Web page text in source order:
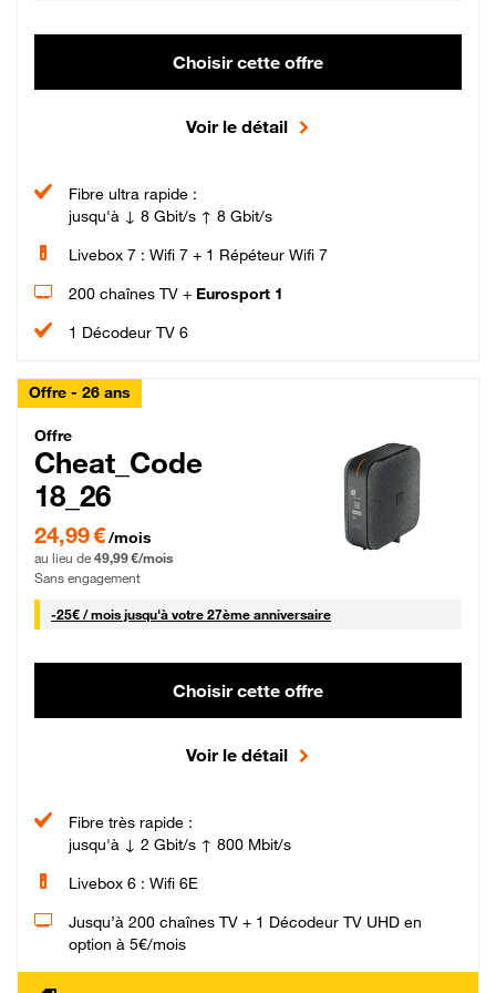
Choisir cette offre
Voir le détail
Fibre ultra rapide :
jusqu'à ↓ 8 Gbit/s ↑ 8 Gbit/s
Livebox 7 : Wifi 7 + 1 Répéteur Wifi 7
200 chaînes TV + Eurosport 1
1 Décodeur TV 6
Offre - 26 ans
Cheat_Code Fibre_18_26
Offre
Cheat_Code
18_26
24,99 € par mois pendant 0 mois puis 49,99 € par mois, Sans engagement
24,99 €/mois
au lieu de 49,99 €/mois
Sans engagement
-25€ / mois25 € par mois
jusqu'à votre 27ème anniversaire
Choisir cette offre
Voir le détail
Fibre très rapide :
jusqu'à ↓ 2 Gbit/s ↑ 800 Mbit/s
Livebox 6 : Wifi 6E
Jusqu’à 200 chaînes TV + 1 Décodeur TV UHD en
option à 5€/mois